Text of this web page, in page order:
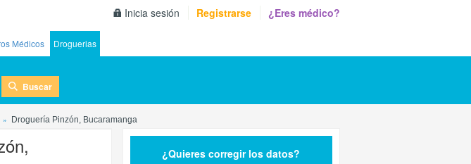
Inicia sesión Registrarse ¿Eres médico?
Médicos Droguerias
Buscar
Droguería Pinzón, Bucaramanga
¿Quieres corregir los datos?